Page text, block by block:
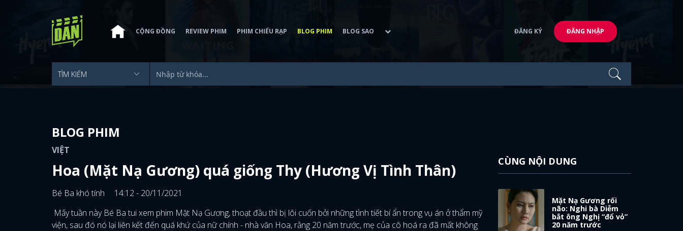
CỘNG ĐỒNG REVIEW PHIM PHIM CHIẾU RẠP BLOG PHIM BLOG SAO ĐĂNG KÝ ĐĂNG NHẬP
BLOG PHIM
VIỆT
Hoa (Mặt Nạ Gương) quá giống Thy (Hương Vị Tình Thân)
Bé Ba khó tính
14:12 - 20/11/2021
Mấy tuần này Bé Ba tui xem phim Mặt Nạ Gương, thoạt đầu thì bị lôi cuốn bởi những tình tiết bí ẩn trong vụ án ở thẩm mỹ
viện, sau đó nó lại liên kết đến quá khứ của nữ chính - nhà văn Hoa, rằng 20 năm trước, mẹ của cô hoá ra đã mất không
CÙNG NỘI DUNG
Mặt Nạ Gương rối
não: Nghi bà Diễm
bắt ông Nghị “đổ vỏ”
20 năm trước